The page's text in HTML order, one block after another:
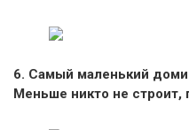
6. Самый маленький
Меньше никто не строит,